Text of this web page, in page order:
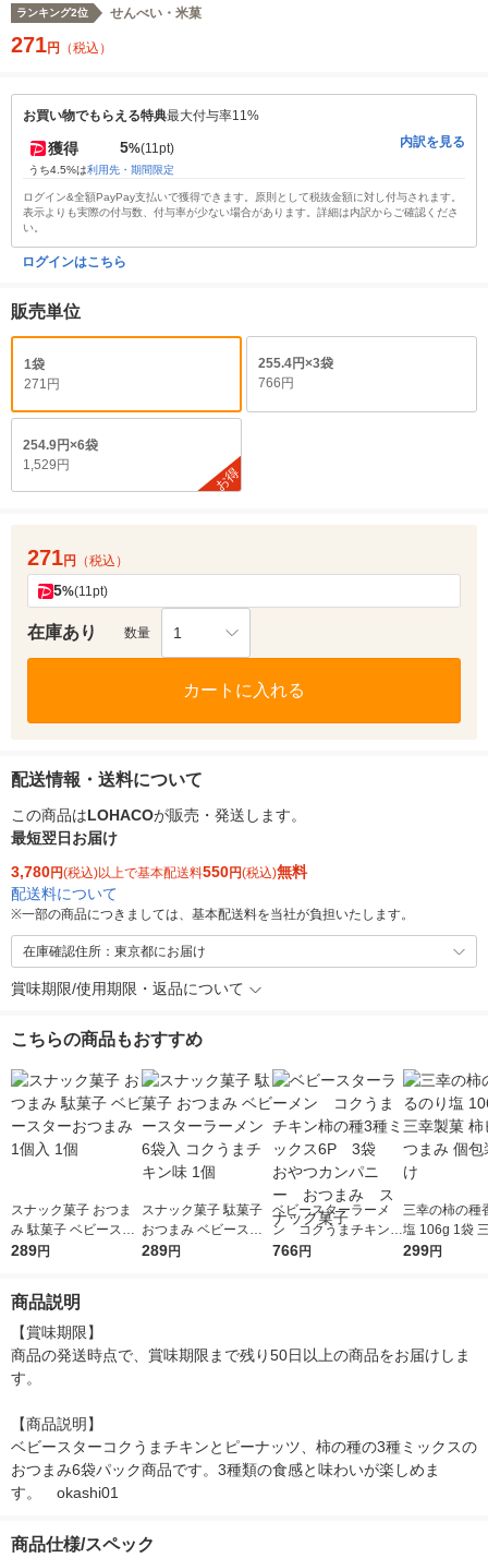
ランキング2位 せんべい・米菓
271円 （税込）
お買い物でもらえる特典最大付与率11%
獲得 5%(11pt)
うち4.5%は利用先・期間限定
内訳を見る
ログイン&全額PayPay支払いで獲得できます。原則として税抜金額に対し付与されます。
表示よりも実際の付与数、付与率が少ない場合があります。詳細は内訳からご確認くださ
い。
ログインはこちら
販売単位
1袋
271円
255.4円×3袋
766円
254.9円×6袋
1,529円
お得
271円 （税込）
5%(11pt)
在庫あり 数量 1
カートに入れる
配送情報・送料について
この商品はLOHACOが販売・発送します。
最短翌日お届け
3,780円(税込)以上で基本配送料550円(税込)無料
配送料について
※一部の商品につきましては、基本配送料を当社が負担いたします。
在庫確認住所：東京都にお届け
賞味期限/使用期限・返品について
こちらの商品もおすすめ
スナック菓子 おつま
み 駄菓子 ベビースタ
ーおつまみ 1個入 1個
289円
スナック菓子 駄菓子
おつまみ ベビースタ
ーラーメン 6袋入 コ
289円
ベビースターラーメ
ン コクうまチキン柿
の種3種ミックス6P
766円
三幸の柿の種
塩 106g 1袋
柿ピー おつま
299円
商品説明
【賞味期限】
商品の発送時点で、賞味期限まで残り50日以上の商品をお届けしま
す。
【商品説明】
ベビースターコクうまチキンとピーナッツ、柿の種の3種ミックスの
おつまみ6袋パック商品です。3種類の食感と味わいが楽しめま
す。　okashi01
商品仕様/スペック